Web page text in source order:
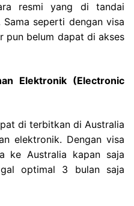
resmi yang di tandai
seperti dengan visa
pun belum dapat di akses
Elektronik (Electronic
di terbitkan di Australia
elektronik. Dengan visa
ke Australia kapan saja
optimal 3 bulan saja